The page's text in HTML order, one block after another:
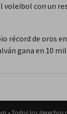
voleibol con un
récord de oros en
gana en 10